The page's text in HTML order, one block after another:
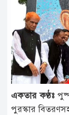
আমাদের
টাঙ্গাইল
আন্তর্জাতিক
রাজনীতি
অপরাধ
দুর্ঘটনা
একতার কণ্ঠঃ
পুরস্কার বিতরণসহ